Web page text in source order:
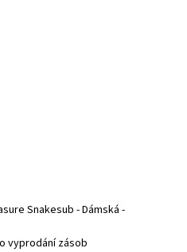
Snakesub - Dámská -
vyprodání zásob